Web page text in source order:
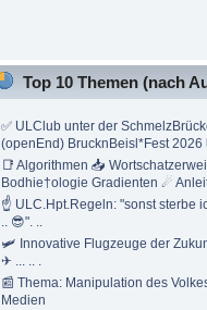
Top 10 Themen (nach
✅ ULClub unter der
(openEnd) BrucknBeisl*Fest 2026
📑 Algorithmen 📥
Bodhie†ologie Gradienten ☄
☝ ULC.Hpt.Regeln: "sonst sterbe
.. 😎". ..
🛩 Innovative Flugzeuge der
✈ ... .. .
📰 Thema: Manipulation des
Medien